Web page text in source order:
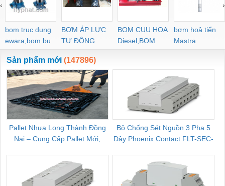
bom truc dung
ewara,bom bu
ewara
BƠM ÁP LỰC
TỰ ĐỘNG
BOM CUU HOA
Diesel,BOM
CHUA CHAY
bơm hoả tiển
Mastra
‹ ›
Sản phẩm mới (147896)
Pallet Nhựa Long Thành Đồng
Nai – Cung Cấp Pallet Mới,
Bộ Chống Sét Nguồn 3 Pha 5
Dây Phoenix Contact FLT-SEC-